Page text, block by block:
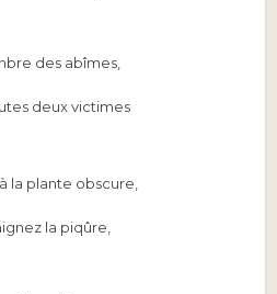
des abîmes,
deux victimes
la plante obscure,
la piqûre,